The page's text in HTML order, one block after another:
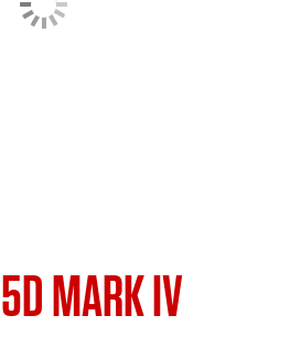
MARK IV